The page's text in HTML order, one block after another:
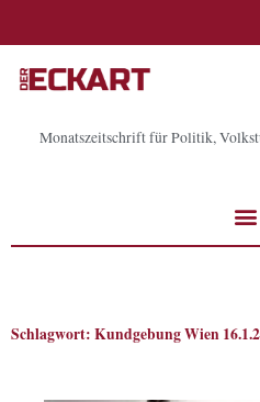
Monatszeitschrift für Politik,
Schlagwort: Kundgebung Wien